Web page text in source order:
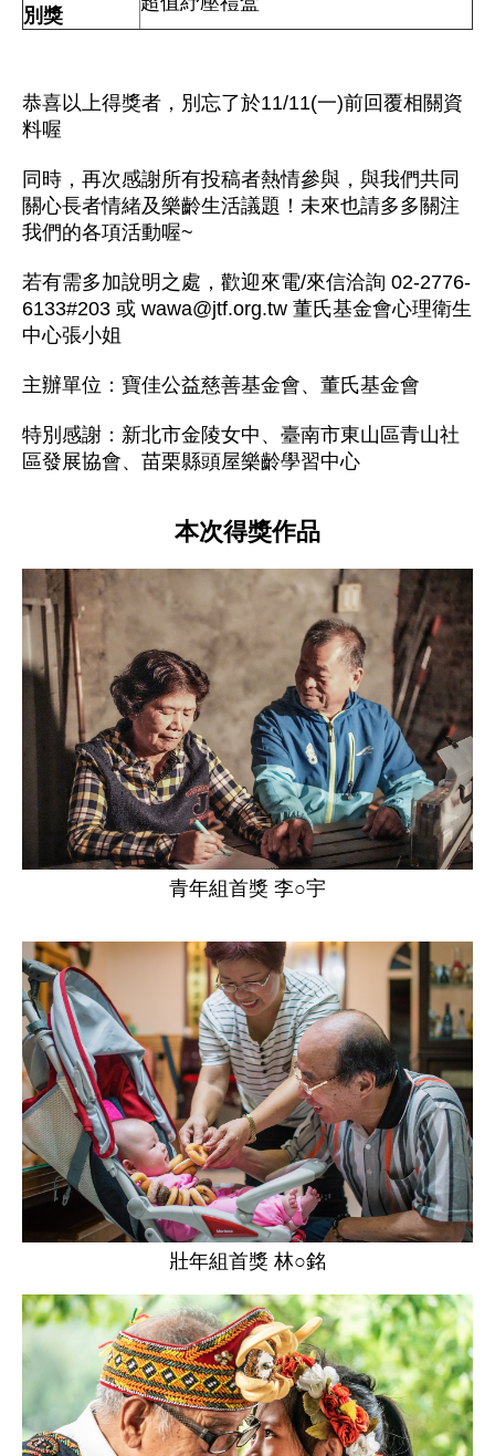
別獎
恭喜以上得獎者，別忘了於11/11(一)前回覆相關資
料喔
同時，再次感謝所有投稿者熱情參與，與我們共同
關心長者情緒及樂齡生活議題！未來也請多多關注
我們的各項活動喔~
若有需多加說明之處，歡迎來電/來信洽詢 02-2776-
6133#203 或 wawa@jtf.org.tw 董氏基金會心理衛生
中心張小姐
主辦單位：寶佳公益慈善基金會、董氏基金會
特別感謝：新北市金陵女中、臺南市東山區青山社
區發展協會、苗栗縣頭屋樂齡學習中心
本次得獎作品
青年組首獎 李○宇
壯年組首獎 林○銘